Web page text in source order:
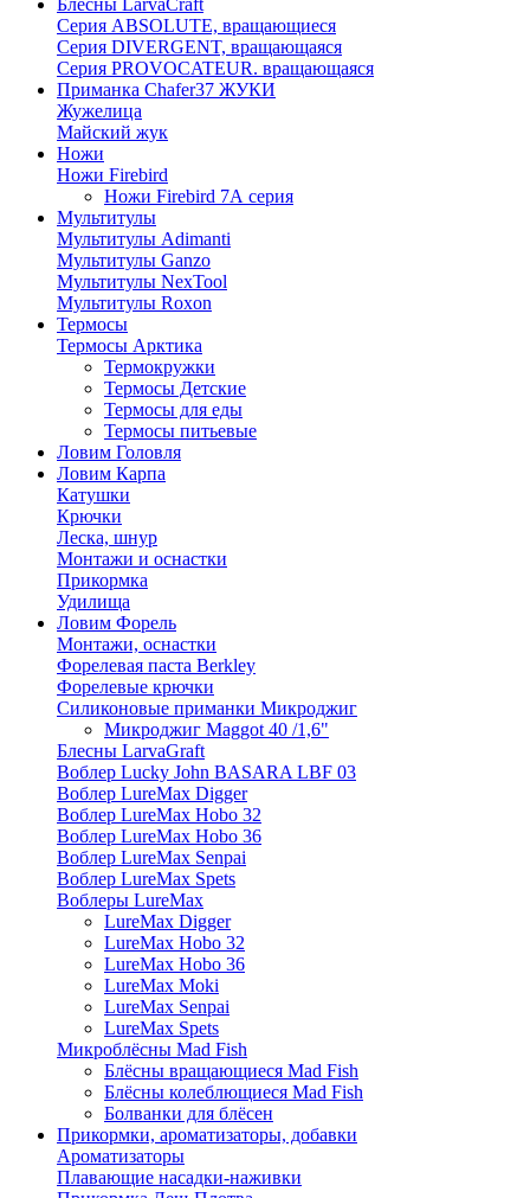
Блесны LarvaCraft
Серия ABSOLUTE, вращающиеся
Серия DIVERGENT, вращающаяся
Серия PROVOCATEUR. вращающаяся
Приманка Chafer37 ЖУКИ
Жужелица
Майский жук
Ножи
Ножи Firebird
Ножи Firebird 7А серия
Мультитулы
Мультитулы Adimanti
Мультитулы Ganzo
Мультитулы NexTool
Мультитулы Roxon
Термосы
Термосы Арктика
Термокружки
Термосы Детские
Термосы для еды
Термосы питьевые
Ловим Головля
Ловим Карпа
Катушки
Крючки
Леска, шнур
Монтажи и оснастки
Прикормка
Удилища
Ловим Форель
Монтажи, оснастки
Форелевая паста Berkley
Форелевые крючки
Силиконовые приманки Микроджиг
Микроджиг Maggot 40 /1,6"
Блесны LarvaGraft
Воблер Lucky John BASARA LBF 03
Воблер LureMax Digger
Воблер LureMax Hobo 32
Воблер LureMax Hobo 36
Воблер LureMax Senpai
Воблер LureMax Spets
Воблеры LureMax
LureMax Digger
LureMax Hobo 32
LureMax Hobo 36
LureMax Moki
LureMax Senpai
LureMax Spets
Микроблёсны Mad Fish
Блёсны вращающиеся Mad Fish
Блёсны колеблющиеся Mad Fish
Болванки для блёсен
Прикормки, ароматизаторы, добавки
Ароматизаторы
Плавающие насадки-наживки